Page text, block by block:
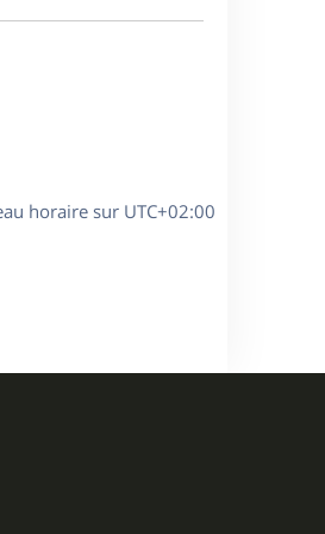
horaire sur UTC+02:00